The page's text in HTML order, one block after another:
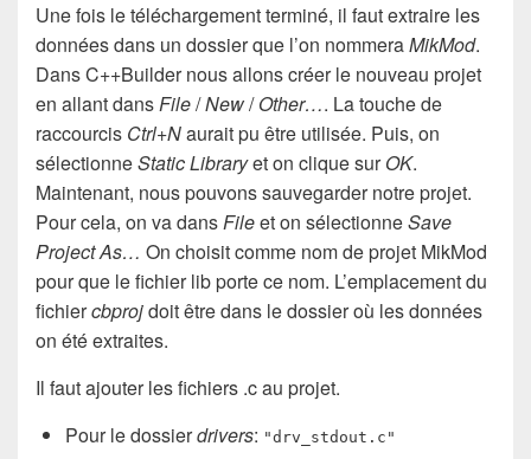
Une fois le téléchargement terminé, il faut extraire les
données dans un dossier que l’on nommeraMikMod.
Dans C++Builder nous allons créer le nouveau projet
en allant dansFile/New/Other…. La touche de
raccourcis Ctrl+Naurait pu être utilisée. Puis, on
sélectionneStatic Libraryet on clique surOK.
Maintenant, nous pouvons sauvegarder notre projet.
Pour cela, on va dansFileet on sélectionneSave
Project As… On choisit comme nom de projet MikMod
pour que le fichier lib porte ce nom. L’emplacement du
fichiercbprojdoit être dans le dossier où les données
on été extraites.
Il faut ajouter les fichiers .c au projet.
Pour le dossierdrivers: "drv_stdout.c"